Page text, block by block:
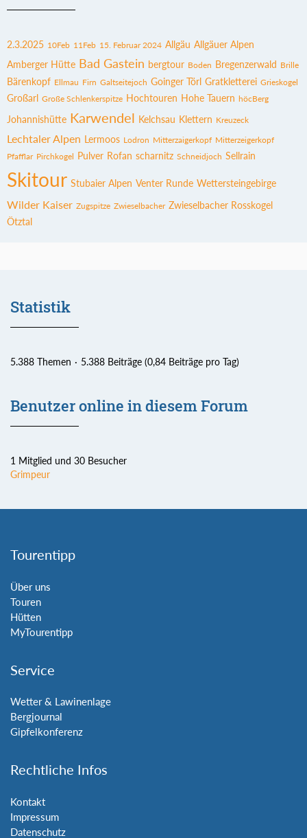
2.3.2025 10Feb 11Feb 15. Februar 2024 Allgäu Allgäuer Alpen
Amberger Hütte Bad Gastein bergtour Boden Bregenzerwald Brille
Bärenkopf Ellmau Firn Galtseitejoch Goinger Törl Gratkletterei Grieskogel
Großarl Große Schlenkerspitze Hochtouren Hohe Tauern höcBerg
Johannishütte Karwendel Kelchsau Klettern Kreuzeck
Lechtaler Alpen Lermoos Lodron Mitterzaigerkopf Mitterzeigerkopf
Pfafflar Pirchkogel Pulver Rofan scharnitz Schneidjoch Sellrain
Skitour Stubaier Alpen Venter Runde Wettersteingebirge
Wilder Kaiser Zugspitze Zwieselbacher Zwieselbacher Rosskogel
Ötztal
Statistik
5.388 Themen 5.388 Beiträge (0,84 Beiträge pro Tag)
Benutzer online in diesem Forum
1 Mitglied und 30 Besucher
Grimpeur
Tourentipp
Über uns
Touren
Hütten
MyTourentipp
Service
Wetter & Lawinenlage
Bergjournal
Gipfelkonferenz
Rechtliche Infos
Kontakt
Impressum
Datenschutz